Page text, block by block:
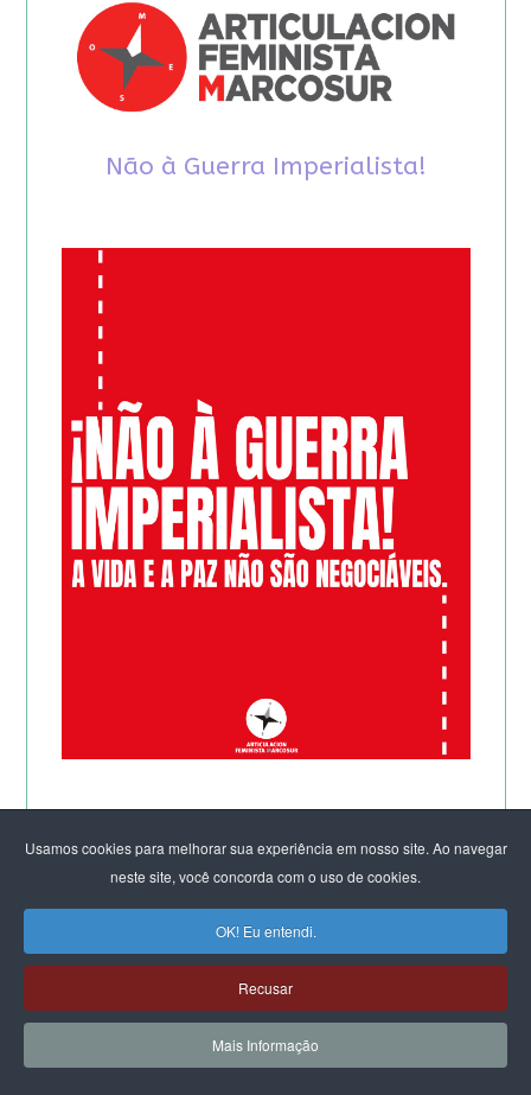
Usamos cookies para melhorar sua experiência em nosso site. Ao navegar
neste site, você concorda com o uso de cookies.
OK! Eu entendi.
Recusar
Mais Informação
Não à Guerra Imperialista!